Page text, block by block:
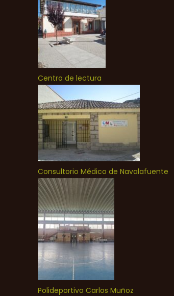
Centro de lectura
Consultorio Médico de Navalafuente
Polideportivo Carlos Muñoz